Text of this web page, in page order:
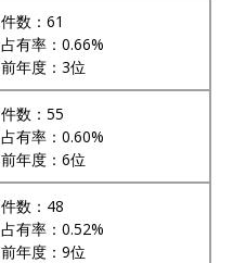
件数：61
占有率：0.66%
前年度：3位
件数：55
占有率：0.60%
前年度：6位
件数：48
占有率：0.52%
前年度：9位